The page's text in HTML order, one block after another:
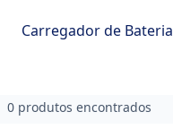
Carregador de Bateria
0 produtos encontrados